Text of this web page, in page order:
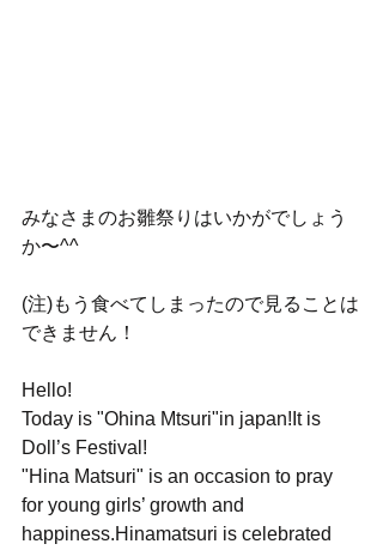
みなさまのお雛祭りはいかがでしょう
か〜^^
(注)もう食べてしまったので見ることは
できません！
Hello!
Today is "Ohina Mtsuri"in japan!It is
Doll’s Festival!
"Hina Matsuri" is an occasion to pray
for young girls’ growth and
happiness.Hinamatsuri is celebrated